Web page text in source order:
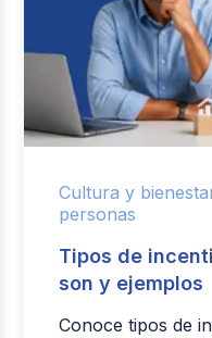
Cultura y
personas
Tipos de
son y ejemplos
Conoce tipos de